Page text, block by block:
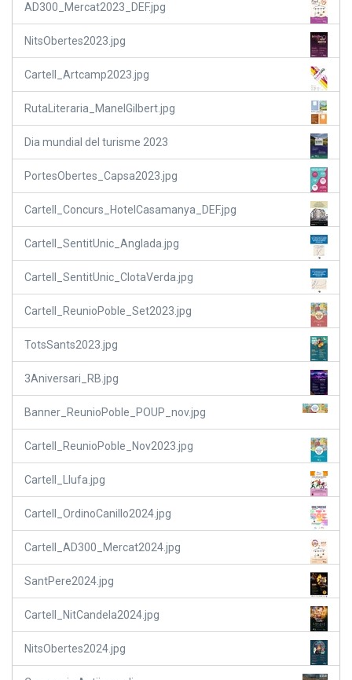
AD300_Mercat2023_DEF.jpg
NitsObertes2023.jpg
Cartell_Artcamp2023.jpg
RutaLiteraria_ManelGilbert.jpg
Dia mundial del turisme 2023
PortesObertes_Capsa2023.jpg
Cartell_Concurs_HotelCasamanya_DEF.jpg
Cartell_SentitUnic_Anglada.jpg
Cartell_SentitUnic_ClotaVerda.jpg
Cartell_ReunioPoble_Set2023.jpg
TotsSants2023.jpg
3Aniversari_RB.jpg
Banner_ReunioPoble_POUP_nov.jpg
Cartell_ReunioPoble_Nov2023.jpg
Cartell_Llufa.jpg
Cartell_OrdinoCanillo2024.jpg
Cartell_AD300_Mercat2024.jpg
SantPere2024.jpg
Cartell_NitCandela2024.jpg
NitsObertes2024.jpg